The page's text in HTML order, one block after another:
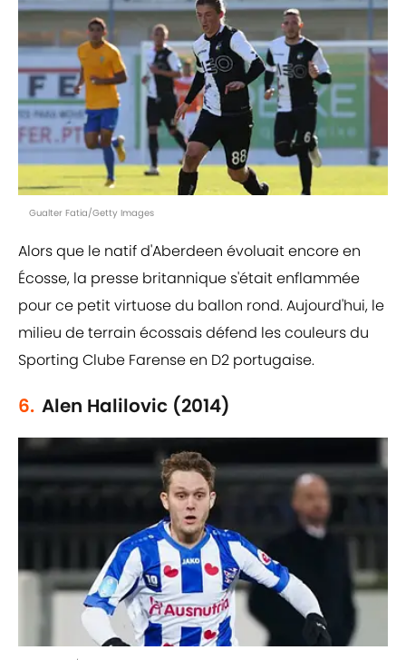
Gualter Fatia/Getty Images
Alors que le natif d'Aberdeen évoluait encore en
Écosse, la presse britannique s'était enflammée
pour ce petit virtuose du ballon rond. Aujourd'hui, le
milieu de terrain écossais défend les couleurs du
Sporting Clube Farense en D2 portugaise.
6. Alen Halilovic (2014)